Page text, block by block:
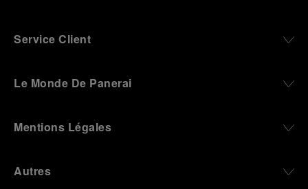
Service Client
Le Monde De Panerai
Mentions Légales
Autres